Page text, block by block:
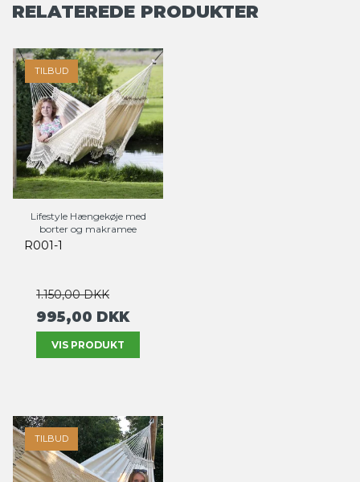
RELATEREDE PRODUKTER
TILBUD
Lifestyle Hængekøje med
borter og makramee
R001-1
1.150,00 DKK
995,00 DKK
VIS PRODUKT
TILBUD